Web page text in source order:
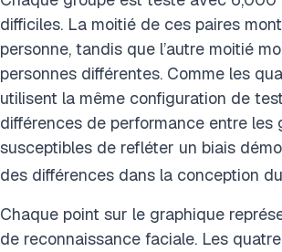
difficiles. La moitié de ces paires
personne, tandis que l’autre moitié
personnes différentes. Comme les
utilisent la même configuration de
différences de performance entre les
susceptibles de refléter un biais
des différences dans la conception
Chaque point sur le graphique
de reconnaissance faciale. Les